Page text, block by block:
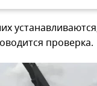
проверка.